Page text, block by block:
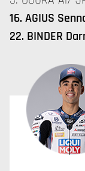
16. AGIUS
22. BINDER